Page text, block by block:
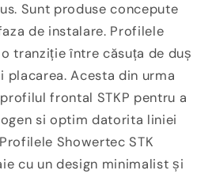
Sunt produse concepute
de instalare. Profilele
o tranziție între căsuța de duș
placarea. Acesta din urma
frontal STKP pentru a
si optim datorita liniei
Showertec STK
cu un design minimalist și